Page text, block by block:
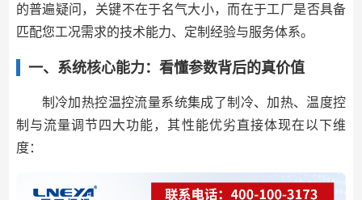
的普遍疑问，关键不在于名气大小，而在于工厂是否具备
匹配您工况需求的技术能力、定制经验与服务体系。
一、系统核心能力：看懂参数背后的真价值
制冷加热控温控流量系统集成了制冷、加热、温度控
制与流量调节四大功能，其性能优劣直接体现在以下维
度：